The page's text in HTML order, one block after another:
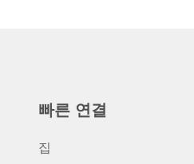
빠른 연결
집